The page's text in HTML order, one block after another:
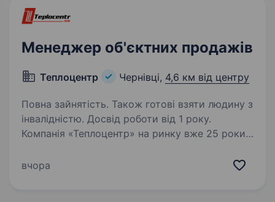
опалення, вентиляція, кондиціонування,…
Менеджер об'єктних продажів
Теплоцентр Чернівці, 4,6 км від центру
Повна зайнятість. Також готові взяти людину з
інвалідністю. Досвід роботи від 1 року.
Компанія «Теплоцентр» на ринку вже 25 роки.
та офісах. Ми проектуємо, встановлюємо
вчора